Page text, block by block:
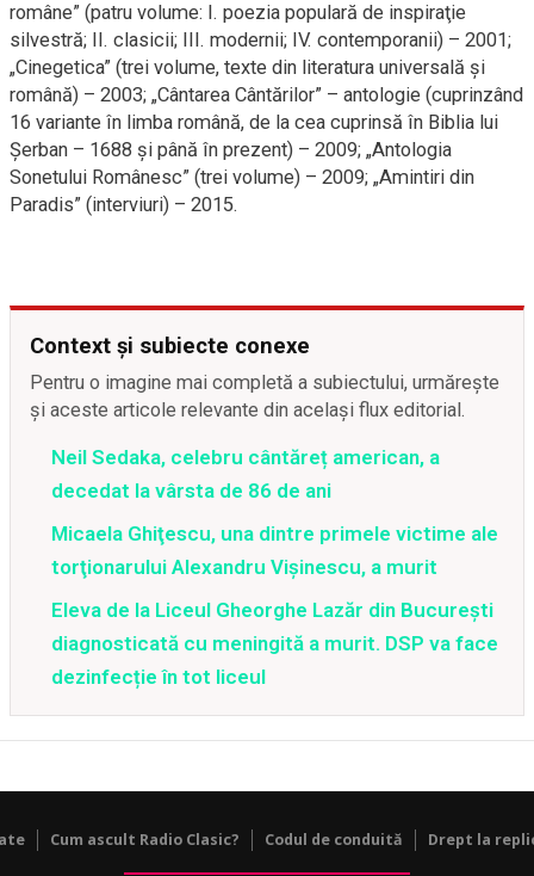
române” (patru volume: I. poezia populară de inspiraţie
silvestră; II. clasicii; III. modernii; IV. contemporanii) – 2001;
„Cinegetica” (trei volume, texte din literatura universală şi
română) – 2003; „Cântarea Cântărilor” – antologie (cuprinzând
16 variante în limba română, de la cea cuprinsă în Biblia lui
Şerban – 1688 şi până în prezent) – 2009; „Antologia
Sonetului Românesc” (trei volume) – 2009; „Amintiri din
Paradis” (interviuri) – 2015.
Context și subiecte conexe
Pentru o imagine mai completă a subiectului, urmărește
și aceste articole relevante din același flux editorial.
Neil Sedaka, celebru cântăreț american, a
decedat la vârsta de 86 de ani
Micaela Ghiţescu, una dintre primele victime ale
torţionarului Alexandru Vişinescu, a murit
Eleva de la Liceul Gheorghe Lazăr din București
diagnosticată cu meningită a murit. DSP va face
dezinfecție în tot liceul
Cum ascult Radio Clasic? Codul de conduită Drept la